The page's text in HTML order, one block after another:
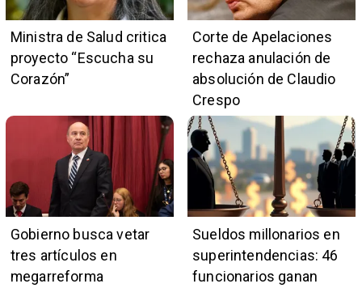
Ministra de Salud critica
proyecto “Escucha su
Corazón”
Corte de Apelaciones
rechaza anulación de
absolución de Claudio
Crespo
Gobierno busca vetar
tres artículos en
megarreforma
Sueldos millonarios en
superintendencias: 46
funcionarios ganan